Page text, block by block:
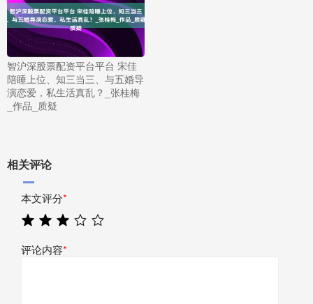
智沪深股票配资平台平台 宋佳
陪睡上位、知三当三、与五婚导
演恋爱，私生活真乱？_张桂梅
_作品_质疑
相关评论
本文评分*
评论内容*